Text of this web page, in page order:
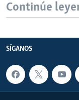
Continúe
SÍGANOS